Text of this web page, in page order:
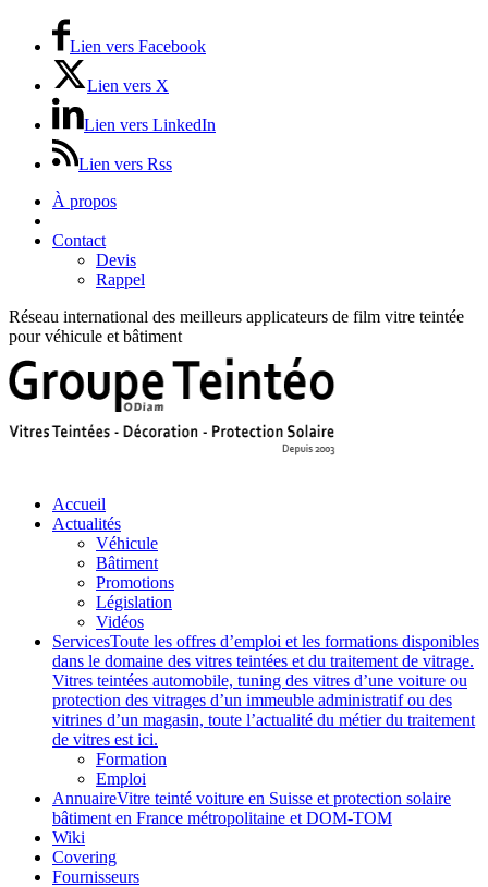
Lien vers Facebook
Lien vers X
Lien vers LinkedIn
Lien vers Rss
À propos
Contact
Devis
Rappel
Réseau international des meilleurs applicateurs de film vitre teintée
pour véhicule et bâtiment
Accueil
Actualités
Véhicule
Bâtiment
Promotions
Législation
Vidéos
ServicesToute les offres d’emploi et les formations disponibles
dans le domaine des vitres teintées et du traitement de vitrage.
Vitres teintées automobile, tuning des vitres d’une voiture ou
protection des vitrages d’un immeuble administratif ou des
vitrines d’un magasin, toute l’actualité du métier du traitement
de vitres est ici.
Formation
Emploi
AnnuaireVitre teinté voiture en Suisse et protection solaire
bâtiment en France métropolitaine et DOM-TOM
Wiki
Covering
Fournisseurs